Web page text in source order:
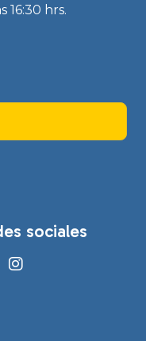
16:30 hrs.
sociales